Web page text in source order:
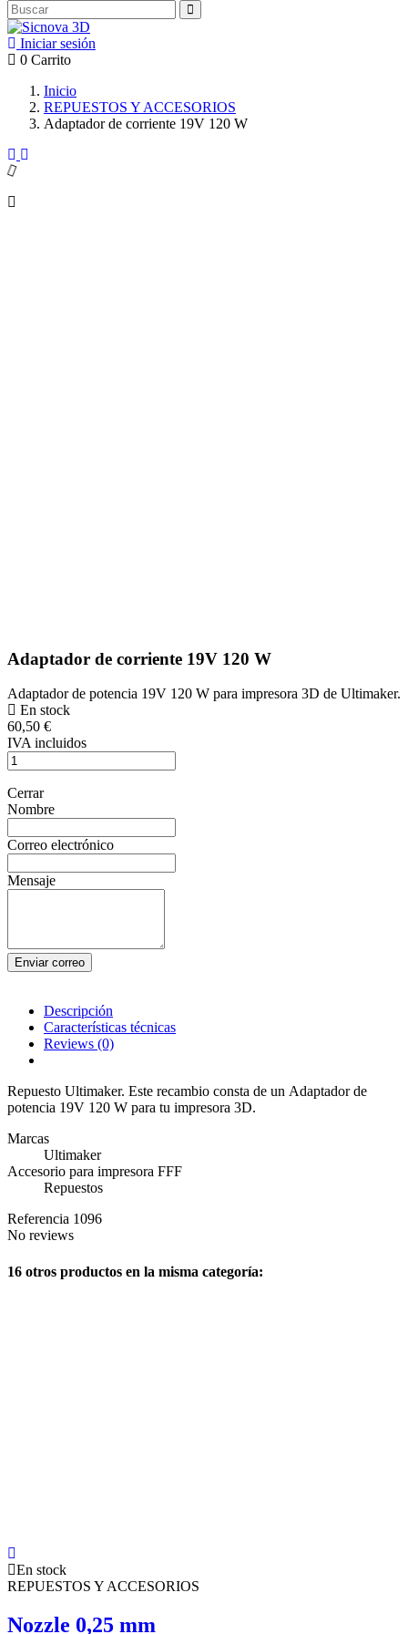
Iniciar sesión
0 Carrito
Inicio
REPUESTOS Y ACCESORIOS
Adaptador de corriente 19V 120 W
Adaptador de corriente 19V 120 W
Adaptador de potencia 19V 120 W para impresora 3D de Ultimaker.
En stock
60,50 €
IVA incluidos
Cerrar
Nombre
Correo electrónico
Mensaje
Enviar correo
Descripción
Características técnicas
Reviews (0)
Repuesto Ultimaker. Este recambio consta de un Adaptador de
potencia 19V 120 W para tu impresora 3D.
Marcas
Ultimaker
Accesorio para impresora FFF
Repuestos
Referencia 1096
No reviews
16 otros productos en la misma categoría:
En stock
REPUESTOS Y ACCESORIOS
Nozzle 0,25 mm